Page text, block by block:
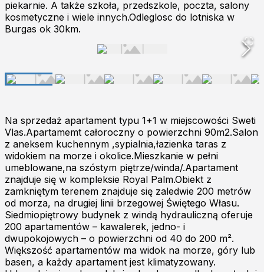
piekarnie. A także szkoła, przedszkole, poczta, salony
kosmetyczne i wiele innych.Odleglosc do lotniska w
Burgas ok 30km.
Na sprzedaż apartament typu 1+1 w miejscowości Sweti
Vlas.Apartamemt całoroczny o powierzchni 90m2.Salon
z aneksem kuchennym ,sypialnia,łazienka taras z
widokiem na morze i okolice.Mieszkanie w pełni
umeblowane,na szóstym piętrze/winda/.Apartament
znajduje się w kompleksie Royal Palm.Obiekt z
zamkniętym terenem znajduje się zaledwie 200 metrów
od morza, na drugiej linii brzegowej Świętego Własu.
Siedmiopiętrowy budynek z windą hydrauliczną oferuje
200 apartamentów – kawalerek, jedno- i
dwupokojowych – o powierzchni od 40 do 200 m².
Większość apartamentów ma widok na morze, góry lub
basen, a każdy apartament jest klimatyzowany.